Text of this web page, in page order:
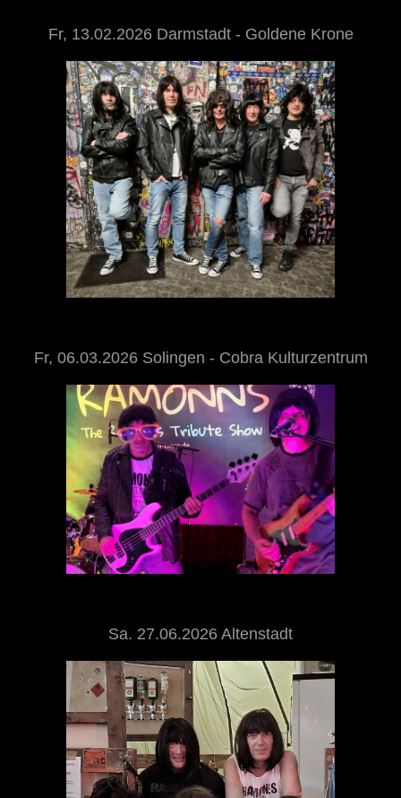
Fr, 13.02.2026 Darmstadt - Goldene Krone
Fr, 06.03.2026 Solingen - Cobra Kulturzentrum
Sa. 27.06.2026 Altenstadt